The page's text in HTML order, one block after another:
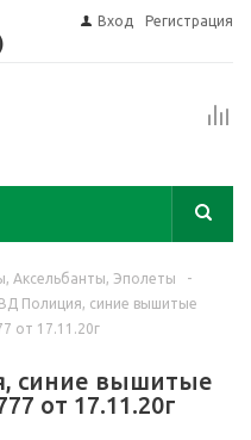
Вход Регистрация
Аксельбанты, Эполеты
-
Полиция, синие вышитые
от 17.11.20г
синие вышитые
от 17.11.20г